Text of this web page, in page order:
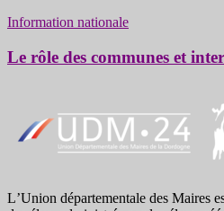
Information nationale
Le rôle des communes et
LʼUnion départementale des Maires